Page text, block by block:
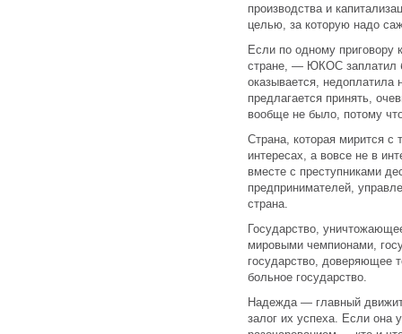
производства и
целью, за которую надо
Если по одному приговору
стране, — ЮКОС заплатил
оказывается, недоплатила
предлагается принять,
вообще не было, потому
Страна, которая мирится с
интересах, а вовсе не в
вместе с преступниками
предпринимателей,
страна.
Государство,
мировыми чемпионами,
государство, доверяющее
больное государство.
Надежда — главный
залог их успеха. Если она